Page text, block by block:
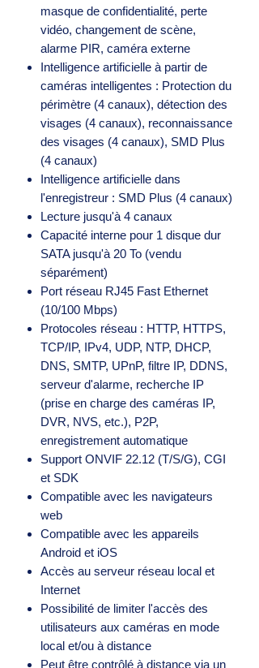
masque de confidentialité, perte
vidéo, changement de scène,
alarme PIR, caméra externe
Intelligence artificielle à partir de
caméras intelligentes : Protection du
périmètre (4 canaux), détection des
visages (4 canaux), reconnaissance
des visages (4 canaux), SMD Plus
(4 canaux)
Intelligence artificielle dans
l'enregistreur : SMD Plus (4 canaux)
Lecture jusqu'à 4 canaux
Capacité interne pour 1 disque dur
SATA jusqu'à 20 To (vendu
séparément)
Port réseau RJ45 Fast Ethernet
(10/100 Mbps)
Protocoles réseau : HTTP, HTTPS,
TCP/IP, IPv4, UDP, NTP, DHCP,
DNS, SMTP, UPnP, filtre IP, DDNS,
serveur d'alarme, recherche IP
(prise en charge des caméras IP,
DVR, NVS, etc.), P2P,
enregistrement automatique
Support ONVIF 22.12 (T/S/G), CGI
et SDK
Compatible avec les navigateurs
web
Compatible avec les appareils
Android et iOS
Accès au serveur réseau local et
Internet
Possibilité de limiter l'accès des
utilisateurs aux caméras en mode
local et/ou à distance
Peut être contrôlé à distance via un